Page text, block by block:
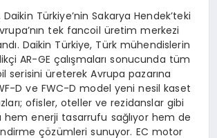
Türkiye’nin Sakarya Hendek’teki
tek fancoil üretim merkezi
Daikin Türkiye, Türk mühendislerin
AR-GE çalışmaları sonucunda tüm
serisini üreterek Avrupa pazarına
D ve FWC-D model yeni nesil kaset
ofisler, oteller ve rezidanslar gibi
hem enerji tasarrufu sağlıyor hem de
çözümleri sunuyor. EC motor